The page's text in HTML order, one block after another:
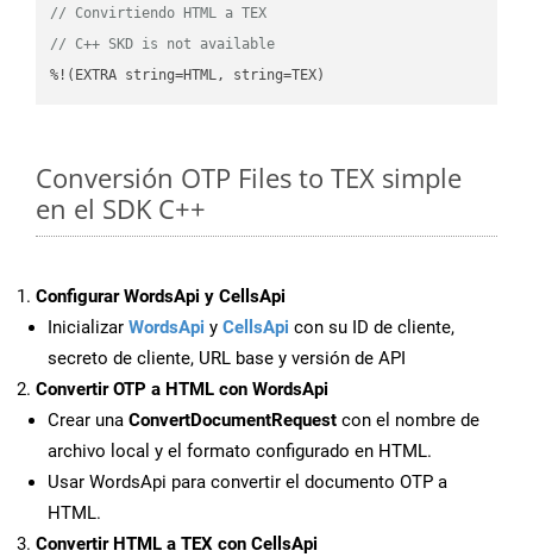
// Convirtiendo HTML a TEX
// C++ SKD is not available
%!(EXTRA string=HTML, string=TEX)
Conversión OTP Files to TEX simple
en el SDK C++
Configurar WordsApi y CellsApi
Inicializar WordsApi y CellsApi con su ID de cliente,
secreto de cliente, URL base y versión de API
Convertir OTP a HTML con WordsApi
Crear una ConvertDocumentRequest con el nombre de
archivo local y el formato configurado en HTML.
Usar WordsApi para convertir el documento OTP a
HTML.
Convertir HTML a TEX con CellsApi